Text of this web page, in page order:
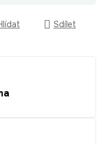
Sdílet